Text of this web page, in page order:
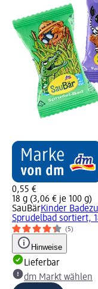
0,55 €
18 g (3,06 € je 100 g)
SauBärKinder
Sprudelbad sortiert,
(5)
Hinweise
Lieferbar
dm Markt wählen